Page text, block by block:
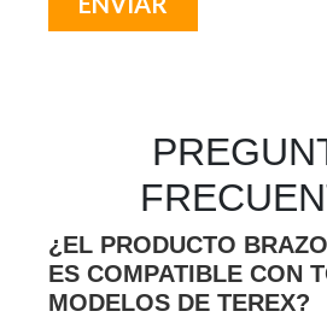
¿EL PRODUCTO
ES COMPATIBLE CON
MODELOS DE TEREX?